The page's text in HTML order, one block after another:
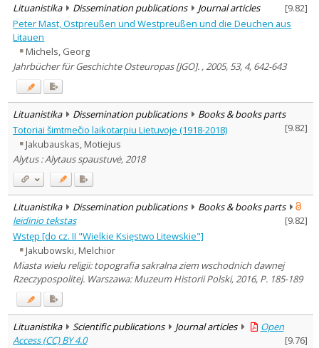
Lituanistika Dissemination publications Journal articles [9.82]
Peter Mast, Ostpreußen und Westpreußen und die Deuchen aus
Litauen
Michels, Georg
Jahrbücher für Geschichte Osteuropas [JGO]. , 2005, 53, 4, 642-643
Lituanistika Dissemination publications
Books & books parts
[9.82]
Totoriai šimtmečio laikotarpiu Lietuvoje (1918-2018)
Jakubauskas, Motiejus
Alytus : Alytaus spaustuvė, 2018
Lituanistika Dissemination publications
Books & books parts
leidinio tekstas
[9.82]
Wstęp [do cz. II "Wielkie Księstwo Litewskie"]
Jakubowski, Melchior
Miasta wielu religii: topografia sakralna ziem wschodnich dawnej
Rzeczypospolitej. Warszawa: Muzeum Historii Polski, 2016, P. 185-189
Lituanistika Scientific publications Journal articles
Open
Access (CC) BY 4.0
[9.76]